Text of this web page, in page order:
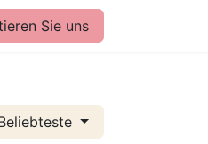
over menstruatiecups
Sie uns